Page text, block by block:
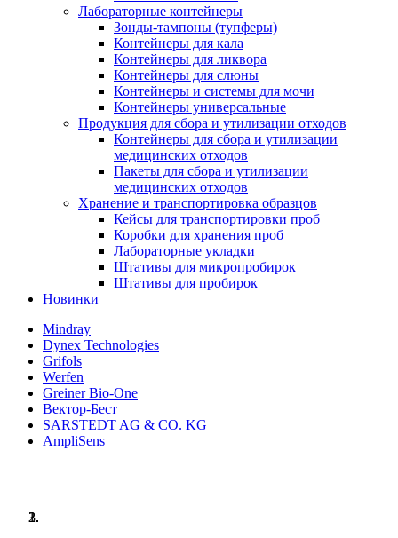
Лабораторные контейнеры
Зонды-тампоны (тупферы)
Контейнеры для кала
Контейнеры для ликвора
Контейнеры для слюны
Контейнеры и системы для мочи
Контейнеры универсальные
Продукция для сбора и утилизации отходов
Контейнеры для сбора и утилизации
медицинских отходов
Пакеты для сбора и утилизации
медицинских отходов
Хранение и транспортировка образцов
Кейсы для транспортировки проб
Коробки для хранения проб
Лабораторные укладки
Штативы для микропробирок
Штативы для пробирок
Новинки
Mindray
Dynex Technologies
Grifols
Werfen
Greiner Bio-One
Вектор-Бест
SARSTEDT AG & CO. KG
AmpliSens